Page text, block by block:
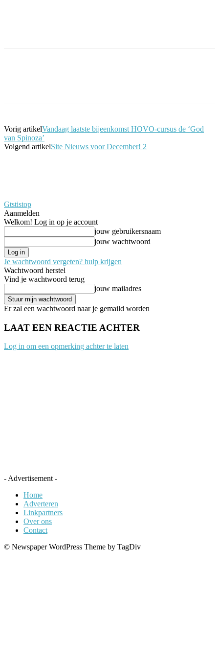
Vorig artikelVandaag laatste bijeenkomst HOVO-cursus de ‘God
van Spinoza’
Volgend artikelSite Nieuws voor December! 2
Gtstistop
Aanmelden
Welkom! Log in op je account
jouw gebruikersnaam
jouw wachtwoord
Je wachtwoord vergeten? hulp krijgen
Wachtwoord herstel
Vind je wachtwoord terug
jouw mailadres
Er zal een wachtwoord naar je gemaild worden
LAAT EEN REACTIE ACHTER
Log in om een opmerking achter te laten
- Advertisement -
Home
Adverteren
Linkpartners
Over ons
Contact
© Newspaper WordPress Theme by TagDiv